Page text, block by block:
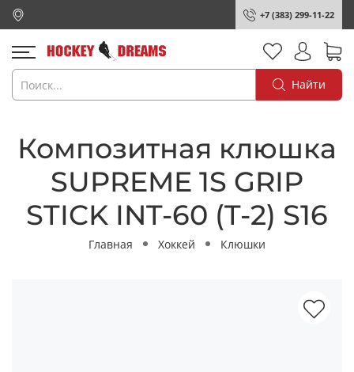
+7 (383) 299-11-22
Найти
Композитная клюшка
SUPREME 1S GRIP
STICK INT-60 (T-2) S16
Главная Хоккей Клюшки